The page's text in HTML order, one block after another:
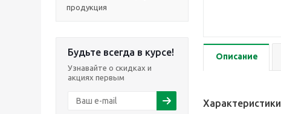
продукция
Будьте всегда в курсе!
Узнавайте о скидках и
акциях первым
Описание
Характеристики